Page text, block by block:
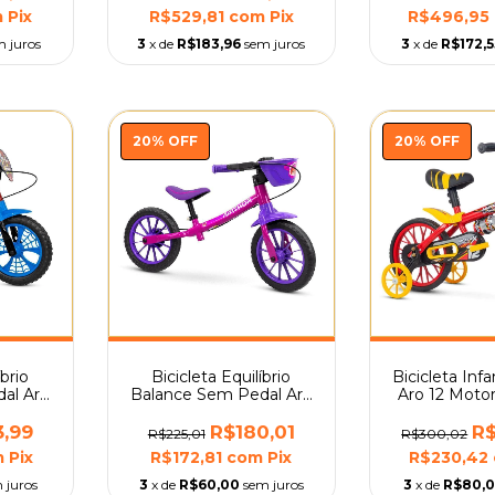
Pix
juros
R$529,81 com Pix
3 x de R$183,96 sem juros
R$496,95
3 x de
Aro
Pix
juros
20% OFF
Bicicleta Equilíbrio
Balance Sem Pedal Aro
R$225,01 R$180,01
R$172,81 com Pix
3 x de R$60,00 sem juros
20% OFF
Bicicleta
Aro 12
R$300,02
R$230,42
3 x de